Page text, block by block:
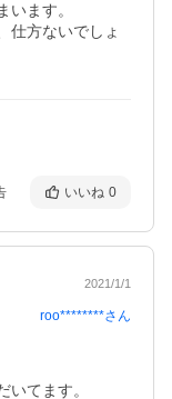
います。
仕方ないでしょ
いいね 0
2021/1/1
roo********さん
てます。